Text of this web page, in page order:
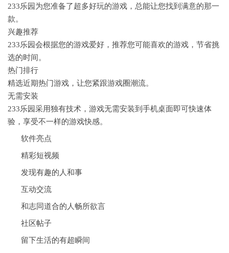
233乐园为您准备了超多好玩的游戏，总能让您找到满意的那一
款。
兴趣推荐
233乐园会根据您的游戏爱好，推荐您可能喜欢的游戏，节省挑
选的时间。
热门排行
精选近期热门游戏，让您紧跟游戏圈潮流。
无需安装
233乐园采用独有技术，游戏无需安装到手机桌面即可快速体
验，享受不一样的游戏快感。
软件亮点
精彩短视频
发现有趣的人和事
互动交流
和志同道合的人畅所欲言
社区帖子
留下生活的有超瞬间